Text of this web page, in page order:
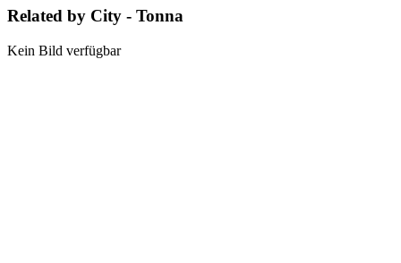
Related by City - Tonna
Kein Bild verfügbar